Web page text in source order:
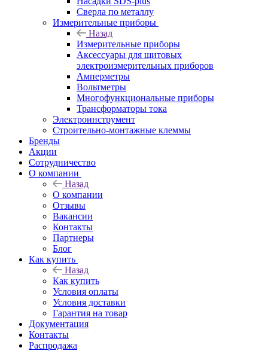
Сверла по металлу
Измерительные приборы
Назад
Измерительные приборы
Аксессуары для щитовых
электроизмерительных приборов
Амперметры
Вольтметры
Многофункциональные приборы
Трансформаторы тока
Электроинструмент
Строительно-монтажные клеммы
Бренды
Акции
Сотрудничество
О компании
Назад
О компании
Отзывы
Вакансии
Контакты
Партнеры
Блог
Как купить
Назад
Как купить
Условия оплаты
Условия доставки
Гарантия на товар
Документация
Контакты
Распродажа